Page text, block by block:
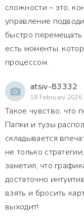
сложности – это,
управление
быстро
есть моменты,
процессом.
atsiv-83332
18 February 2026
Такое чувство, что
Папки и тузы
складывается
не только
заметил, что
достаточно
взять и бросить
выходит!